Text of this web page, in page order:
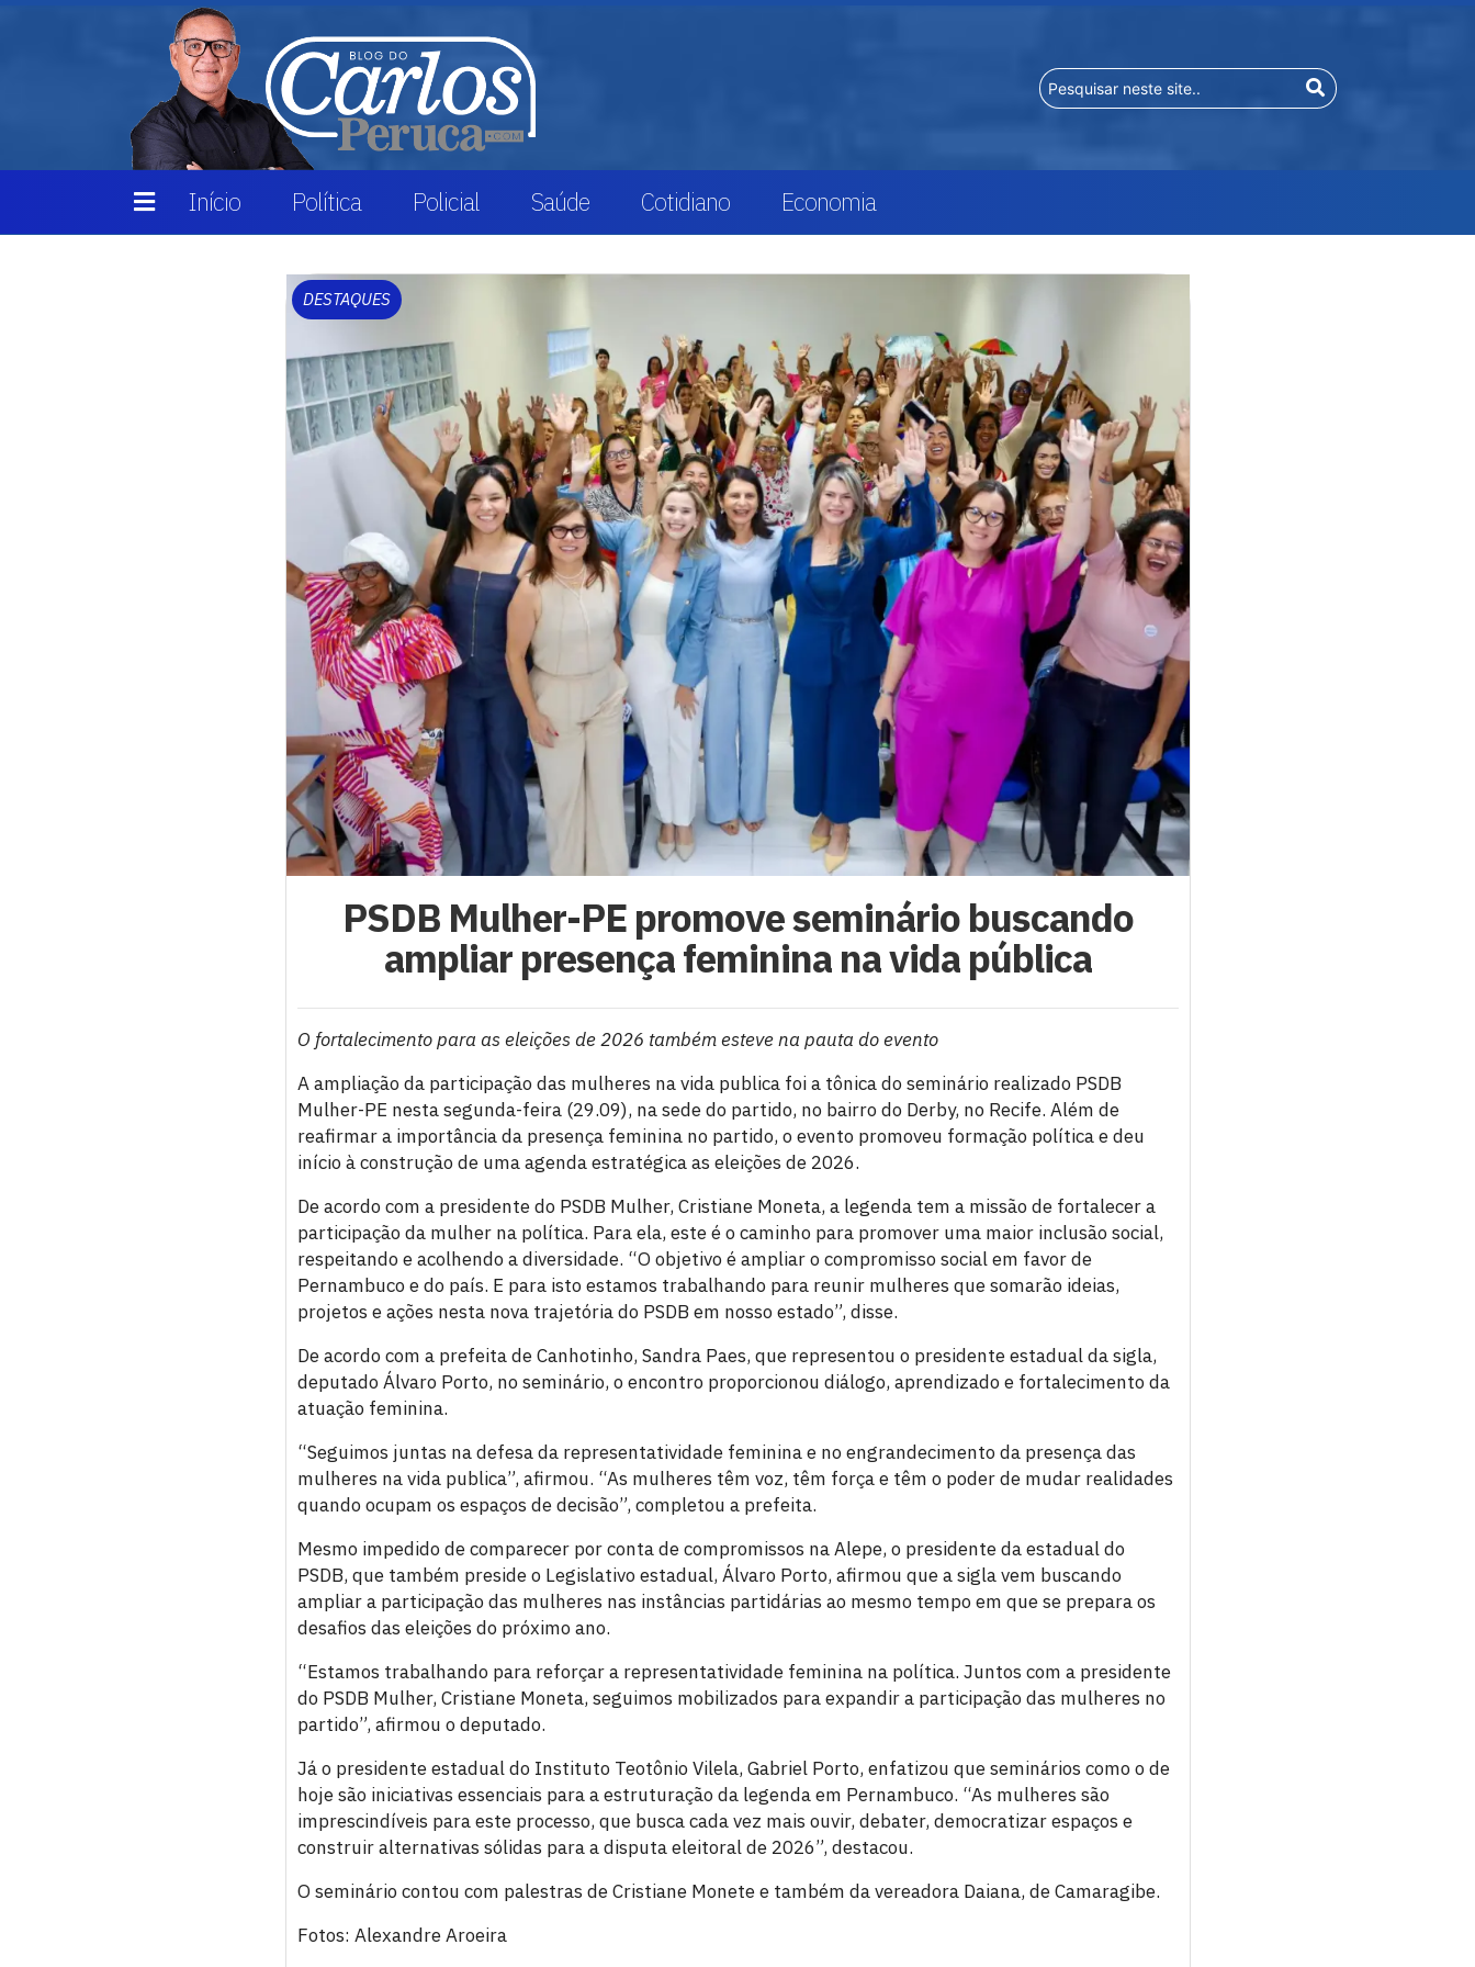
Início Política Policial Saúde Cotidiano Economia
DESTAQUES
PSDB Mulher-PE promove seminário buscando
ampliar presença feminina na vida pública
O fortalecimento para as eleições de 2026 também esteve na pauta do evento
A ampliação da participação das mulheres na vida publica foi a tônica do seminário realizado PSDB
Mulher-PE nesta segunda-feira (29.09), na sede do partido, no bairro do Derby, no Recife. Além de
reafirmar a importância da presença feminina no partido, o evento promoveu formação política e deu
início à construção de uma agenda estratégica as eleições de 2026.
De acordo com a presidente do PSDB Mulher, Cristiane Moneta, a legenda tem a missão de fortalecer a
participação da mulher na política. Para ela, este é o caminho para promover uma maior inclusão social,
respeitando e acolhendo a diversidade. “O objetivo é ampliar o compromisso social em favor de
Pernambuco e do país. E para isto estamos trabalhando para reunir mulheres que somarão ideias,
projetos e ações nesta nova trajetória do PSDB em nosso estado”, disse.
De acordo com a prefeita de Canhotinho, Sandra Paes, que representou o presidente estadual da sigla,
deputado Álvaro Porto, no seminário, o encontro proporcionou diálogo, aprendizado e fortalecimento da
atuação feminina.
“Seguimos juntas na defesa da representatividade feminina e no engrandecimento da presença das
mulheres na vida publica”, afirmou. “As mulheres têm voz, têm força e têm o poder de mudar realidades
quando ocupam os espaços de decisão”, completou a prefeita.
Mesmo impedido de comparecer por conta de compromissos na Alepe, o presidente da estadual do
PSDB, que também preside o Legislativo estadual, Álvaro Porto, afirmou que a sigla vem buscando
ampliar a participação das mulheres nas instâncias partidárias ao mesmo tempo em que se prepara os
desafios das eleições do próximo ano.
“Estamos trabalhando para reforçar a representatividade feminina na política. Juntos com a presidente
do PSDB Mulher, Cristiane Moneta, seguimos mobilizados para expandir a participação das mulheres no
partido”, afirmou o deputado.
Já o presidente estadual do Instituto Teotônio Vilela, Gabriel Porto, enfatizou que seminários como o de
hoje são iniciativas essenciais para a estruturação da legenda em Pernambuco. “As mulheres são
imprescindíveis para este processo, que busca cada vez mais ouvir, debater, democratizar espaços e
construir alternativas sólidas para a disputa eleitoral de 2026”, destacou.
O seminário contou com palestras de Cristiane Monete e também da vereadora Daiana, de Camaragibe.
Fotos: Alexandre Aroeira